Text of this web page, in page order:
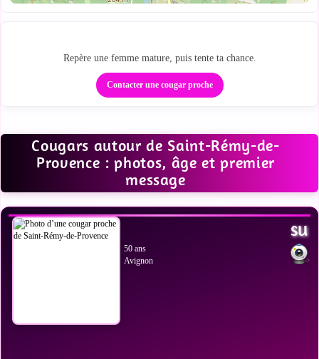
Repère une femme mature, puis tente ta chance.
Contacter une cougar proche
Cougars autour de Saint-Rémy-de-
Provence : photos, âge et premier
message
VOIR LES PHOTOS
su
50 ans
Avignon